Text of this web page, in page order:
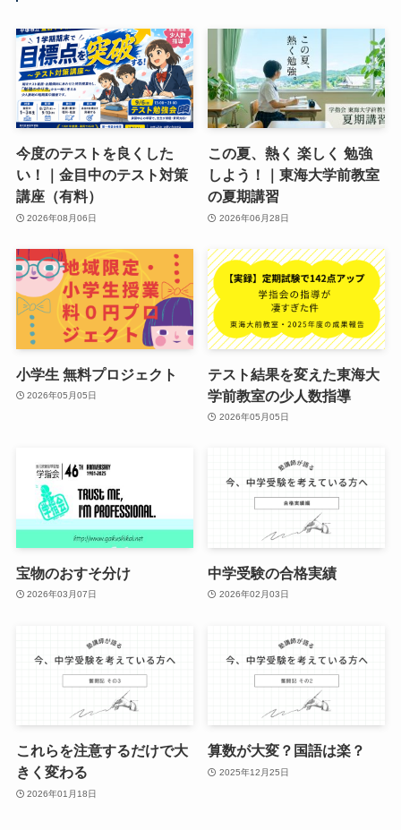
今度のテストを良くした
い！｜金目中のテスト対策
講座（有料）
2026年08月06日
この夏、熱く 楽しく 勉強
しよう！｜東海大学前教室
の夏期講習
2026年06月28日
小学生 無料プロジェクト
2026年05月05日
テスト結果を変えた東海大
学前教室の少人数指導
2026年05月05日
宝物のおすそ分け
2026年03月07日
中学受験の合格実績
2026年02月03日
これらを注意するだけで大
きく変わる
2026年01月18日
算数が大変？国語は楽？
2025年12月25日